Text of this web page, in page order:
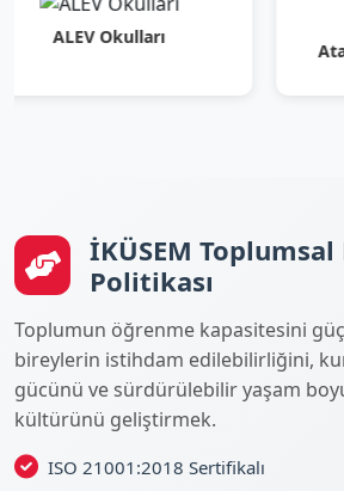
Okulları
Atacan
İKÜSEM Toplumsal
Politikası
Toplumun öğrenme kapasitesini
bireylerin istihdam edilebilirliğini,
gücünü ve sürdürülebilir yaşam
kültürünü geliştirmek.
ISO 21001:2018 Sertifikalı